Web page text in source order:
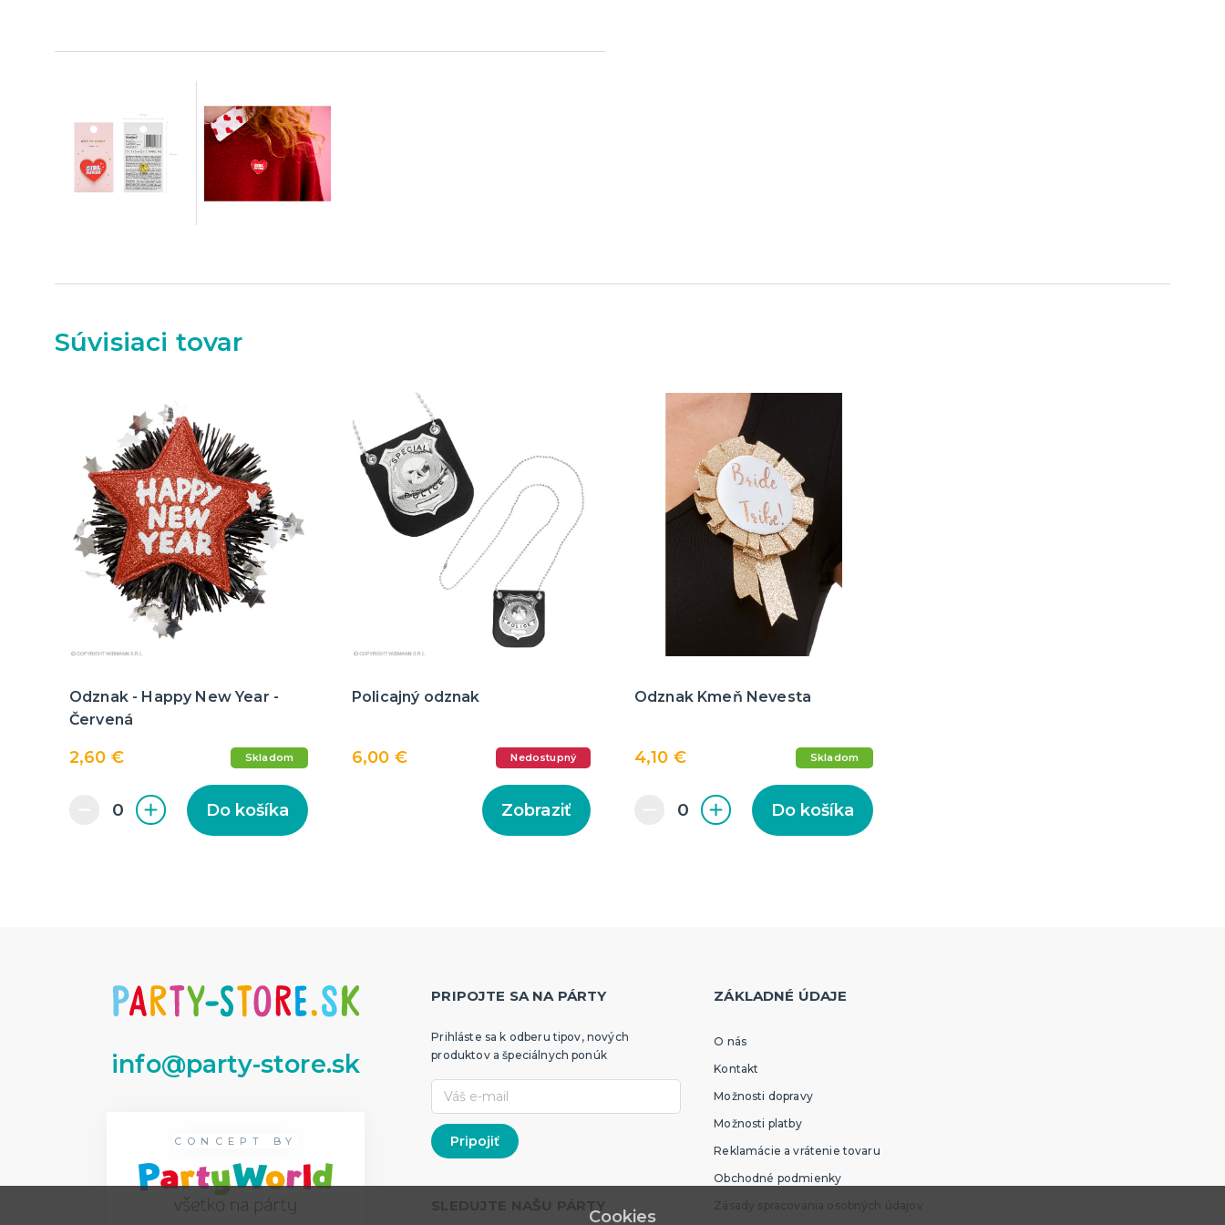
Súvisiaci tovar
Odznak - Happy New Year -
Červená
2,60 € Skladom
Do košíka
Policajný odznak
6,00 € Nedostupný
Zobraziť
Odznak Kmeň Nevesta
4,10 € Skladom
Do košíka
info@party-store.sk
CONCEPT BY
PRIPOJTE SA NA PÁRTY
Prihláste sa k odberu tipov, nových
produktov a špeciálnych ponúk
SLEDUJTE NAŠU PÁRTY
ZÁKLADNÉ ÚDAJE
O nás
Kontakt
Možnosti dopravy
Možnosti platby
Reklamácie a vrátenie tovaru
Obchodné podmienky
Zásady spracovania osobných údajov
Cookies